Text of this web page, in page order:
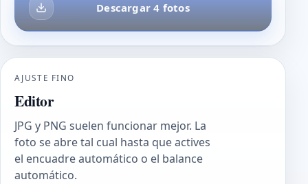
Descargar 4 fotos
AJUSTE FINO
Editor
JPG y PNG suelen funcionar mejor. La
foto se abre tal cual hasta que actives
el encuadre automático o el balance
automático.